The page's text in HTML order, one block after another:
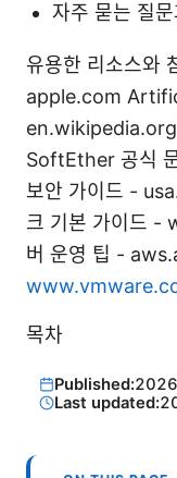
자주 묻는 질
유용한 리소스와
apple.com
SoftEther 공식
보안 가이드 -
크 기본 가이드 -
버 운영 팁 -
목차
Published:
Last updated: